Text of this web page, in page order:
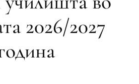
2026/2027